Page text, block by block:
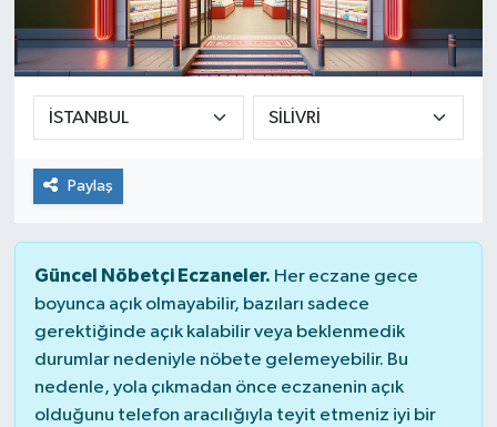
Paylaş
Güncel Nöbetçi Eczaneler. Her eczane gece
boyunca açık olmayabilir, bazıları sadece
gerektiğinde açık kalabilir veya beklenmedik
durumlar nedeniyle nöbete gelemeyebilir. Bu
nedenle, yola çıkmadan önce eczanenin açık
olduğunu telefon aracılığıyla teyit etmeniz iyi bir
Yaşam